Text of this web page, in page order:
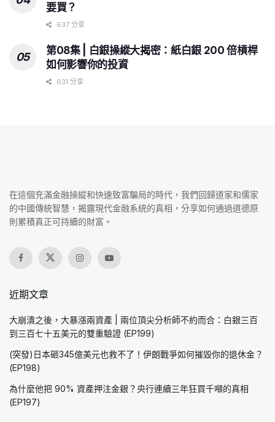
要買？
637 分享
第08集 | 白銀操縱大揭密：紙白銀 200 倍槓桿
如何影響你的投資
631 分享
在這個充滿金融操縱和快速致富騙局的時代，我們回歸道家和儒家
的中國傳統智慧，揭露現代金融系統的真相，分享如何通過道德原
則累積真正可持續的財富。
近期文章
大崩潰之後，大暴漲兩資產 | 兩位頂尖分析師不約而合：白銀三百
到三百七十五美元的雙重驗證 (EP199)
(突發)日本砸345億美元也救不了！伊朗戰爭如何摧毀你的退休金？
(EP198)
為什麼他把 90% 資產押注金銀？央行連續三年狂買千噸的真相
(EP197)